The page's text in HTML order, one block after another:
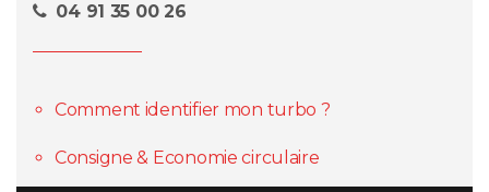
04 91 35 00 26
Comment identifier mon turbo ?
Consigne & Economie circulaire